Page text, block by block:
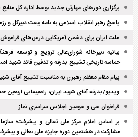
برگزاری دور‌های مهارتی جدید توسط اداره کل
پاسخ رهبر انقلاب اسلامی به نامه بیعت دبیرکل و
ملت ایران برای دشمن آمریکایی درس‌های
بیانیه دبیرخانه شورای‌عالی ترویج و توسعه
حماسه تاریخی تشییع، بدرقه و تدفین قائد شهید
پیام مقام معظم رهبری به مناسبت تشییع آقای
ویدیو/ بدرقه آقای شهید ایران، راهپیمایی اربعین
فراخوان سی و سومین اجلاس سراسری نماز
بر اساس اعلام مرکز ملی تعالی و پیشرفت؛
مشارکت در هشتمین دوره جایزه ملی تعالی و